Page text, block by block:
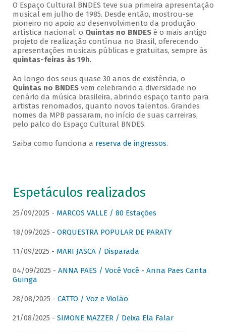
O Espaço Cultural BNDES teve sua primeira apresentação
musical em julho de 1985. Desde então, mostrou-se
pioneiro no apoio ao desenvolvimento da produção
artística nacional: o Quintas no BNDESé o mais antigo
projeto de realização contínua no Brasil, oferecendo
apresentações musicais públicas e gratuitas, sempre às
quintas-feiras às 19h.
Ao longo dos seus quase 30 anos de existência, o
Quintas no BNDESvem celebrando a diversidade no
cenário da música brasileira, abrindo espaço tanto para
artistas renomados, quanto novos talentos. Grandes
nomes da MPB passaram, no início de suas carreiras,
pelo palco do Espaço Cultural BNDES.
Saiba como funciona a reserva de ingressos.
Espetáculos realizados
25/09/2025 - MARCOS VALLE / 80 Estações
18/09/2025 - ORQUESTRA POPULAR DE PARATY
11/09/2025 - MARI JASCA / Disparada
04/09/2025 - ANNA PAES / Você Você - Anna Paes Canta
Guinga
28/08/2025 - CATTO / Voz e Violão
21/08/2025 - SIMONE MAZZER / Deixa Ela Falar